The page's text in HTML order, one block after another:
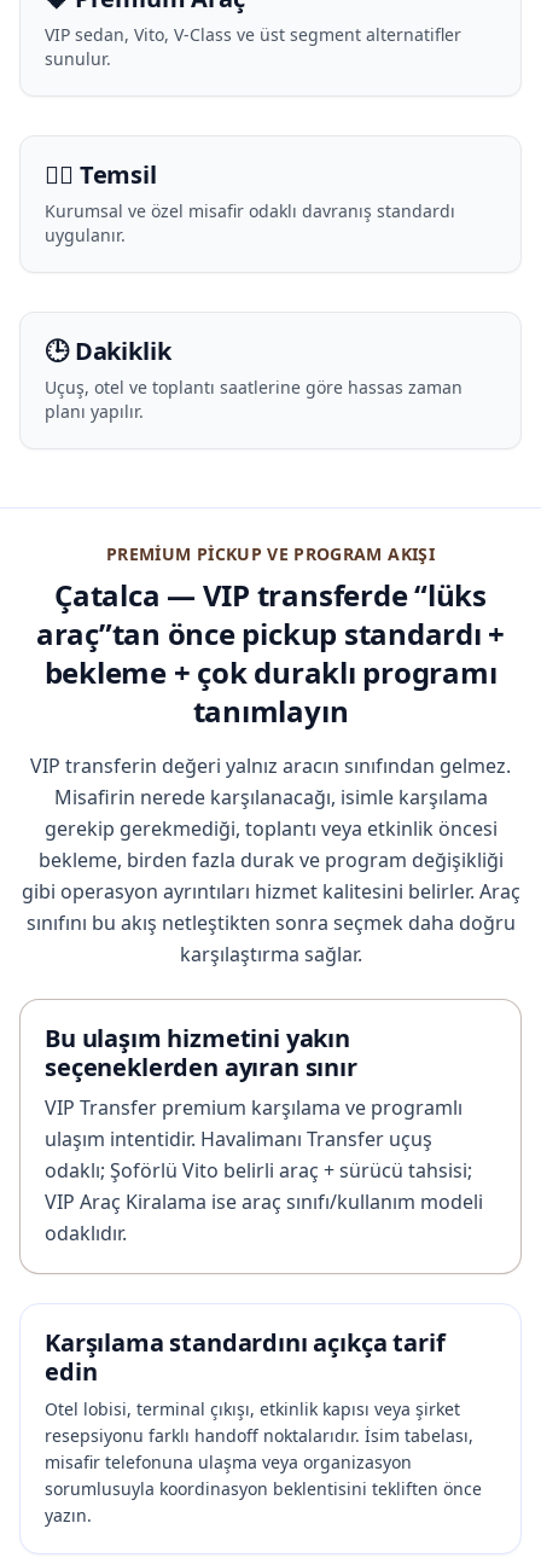
VIP sedan, Vito, V-Class ve üst segment alternatifler
sunulur.
🧑‍✈️ Temsil
Kurumsal ve özel misafir odaklı davranış standardı
uygulanır.
🕒 Dakiklik
Uçuş, otel ve toplantı saatlerine göre hassas zaman
planı yapılır.
PREMIUM PICKUP VE PROGRAM AKIŞI
Çatalca — VIP transferde “lüks
araç”tan önce pickup standardı +
bekleme + çok duraklı programı
tanımlayın
VIP transferin değeri yalnız aracın sınıfından gelmez.
Misafirin nerede karşılanacağı, isimle karşılama
gerekip gerekmediği, toplantı veya etkinlik öncesi
bekleme, birden fazla durak ve program değişikliği
gibi operasyon ayrıntıları hizmet kalitesini belirler. Araç
sınıfını bu akış netleştikten sonra seçmek daha doğru
karşılaştırma sağlar.
Bu ulaşım hizmetini yakın
seçeneklerden ayıran sınır
VIP Transfer premium karşılama ve programlı
ulaşım intentidir. Havalimanı Transfer uçuş
odaklı; Şoförlü Vito belirli araç + sürücü tahsisi;
VIP Araç Kiralama ise araç sınıfı/kullanım modeli
odaklıdır.
Karşılama standardını açıkça tarif
edin
Otel lobisi, terminal çıkışı, etkinlik kapısı veya şirket
resepsiyonu farklı handoff noktalarıdır. İsim tabelası,
misafir telefonuna ulaşma veya organizasyon
sorumlusuyla koordinasyon beklentisini tekliften önce
yazın.